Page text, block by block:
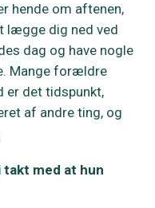
hende om aftenen,
lægge dig ned ved
dag og have nogle
Mange forældre
er det tidspunkt,
af andre ting, og
med at hun